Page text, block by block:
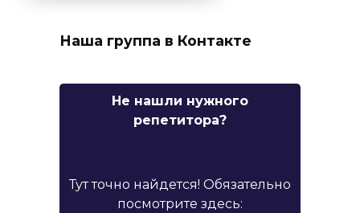
Наша группа в Контакте
Не нашли нужного
репетитора?
Тут точно найдется! Обязательно
посмотрите здесь: